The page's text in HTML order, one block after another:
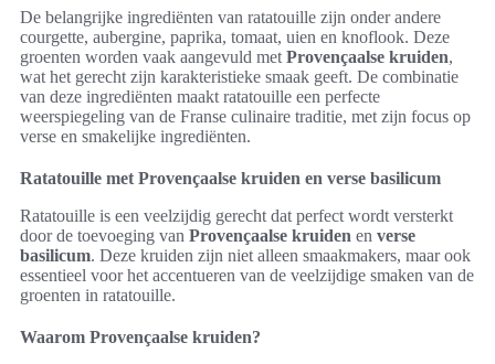
De belangrijke ingrediënten van ratatouille zijn onder andere
courgette, aubergine, paprika, tomaat, uien en knoflook. Deze
groenten worden vaak aangevuld met Provençaalse kruiden,
wat het gerecht zijn karakteristieke smaak geeft. De combinatie
van deze ingrediënten maakt ratatouille een perfecte
weerspiegeling van de Franse culinaire traditie, met zijn focus op
verse en smakelijke ingrediënten.
Ratatouille met Provençaalse kruiden en verse basilicum
Ratatouille is een veelzijdig gerecht dat perfect wordt versterkt
door de toevoeging van Provençaalse kruiden en verse
basilicum. Deze kruiden zijn niet alleen smaakmakers, maar ook
essentieel voor het accentueren van de veelzijdige smaken van de
groenten in ratatouille.
Waarom Provençaalse kruiden?